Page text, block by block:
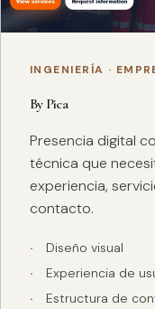
INGENIERÍA ·
By Pica
Presencia digital
técnica que
experiencia,
contacto.
Diseño visual
Experiencia de
Estructura de